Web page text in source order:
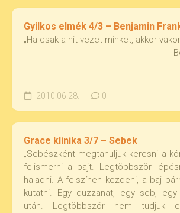
Gyilkos elmék 4/3 – Benjamin
„Ha csak a hit vezet minket, akkor
2010.06.28. 0
Grace klinika 3/7 – Sebek
„Sebészként megtanuljuk keresni a
felismerni a bajt. Legtöbbször
haladni. A felszínen kezdeni, a baj
kutatni. Egy duzzanat, egy seb,
után. Legtöbbször nem tudjuk